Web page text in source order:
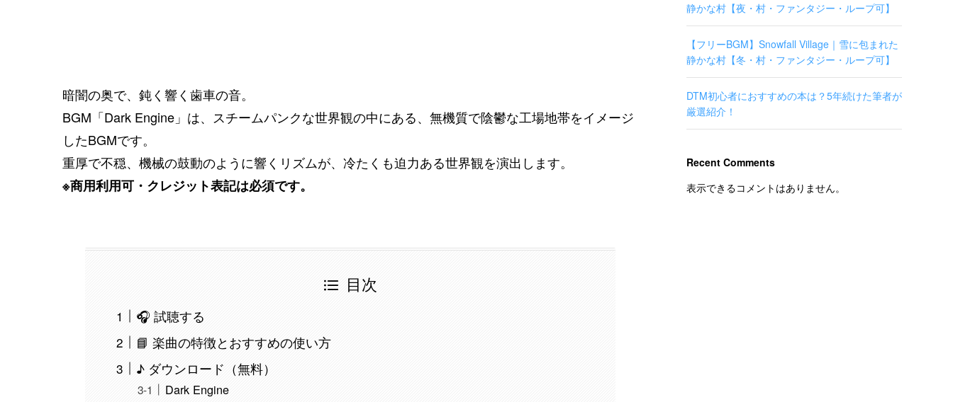
暗闇の奥で、鈍く響く歯車の音。
BGM「Dark Engine」は、スチームパンクな世界観の中にある、無機質で陰鬱な工場地帯をイメージ
したBGMです。
重厚で不穏、機械の鼓動のように響くリズムが、冷たくも迫力ある世界観を演出します。
※商用利用可・クレジット表記は必須です。
目次
🎧 試聴する
📘 楽曲の特徴とおすすめの使い方
♪ ダウンロード（無料）
Dark Engine
静かな村【夜・村・ファンタジー・ループ可】
【フリーBGM】Snowfall Village｜雪に包まれた
静かな村【冬・村・ファンタジー・ループ可】
DTM初心者におすすめの本は？5年続けた筆者が
厳選紹介！
Recent Comments
表示できるコメントはありません。